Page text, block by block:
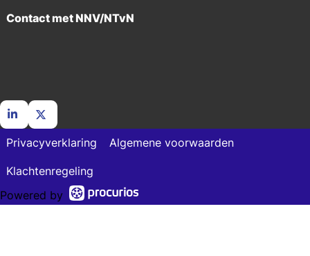
Contact met NNV/NTvN
Go
LinkedIn
X
Privacyverklaring Algemene voorwaarden
Klachtenregeling
Powered by